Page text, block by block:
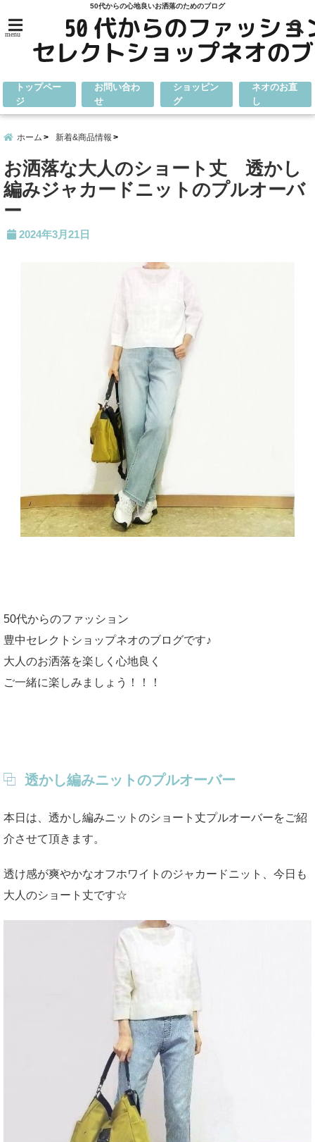
50代からの心地良いお洒落のためのブログ
menu
トップペー
ジ
お問い合わ
せ
ショッピン
グ
ネオのお直
し
ホーム 新着&商品情報
お洒落な大人のショート丈 透かし
編みジャカードニットのプルオーバ
ー
2024年3月21日
50代からのファッション
豊中セレクトショップネオのブログです♪
大人のお洒落を楽しく心地良く
ご一緒に楽しみましょう！！！
透かし編みニットのプルオーバー
本日は、透かし編みニットのショート丈プルオーバーをご紹
介させて頂きます。
透け感が爽やかなオフホワイトのジャカードニット、今日も
大人のショート丈です☆